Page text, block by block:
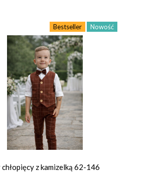
Bestseller Nowość
z kamizelką 62-146